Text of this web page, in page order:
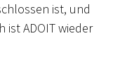
ist, und
ist ADOIT wieder